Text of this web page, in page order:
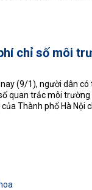
chỉ số môi
(9/1), người dân
quan trắc môi
Thành phố Hà Nội